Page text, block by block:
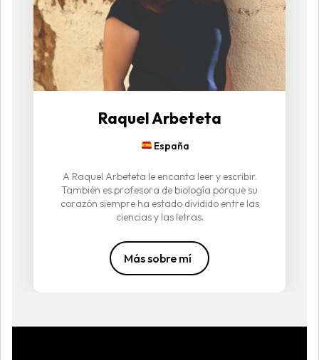
Raquel Arbeteta
España
A Raquel Arbeteta le encanta leer y escribir.
También es profesora de biología porque su
corazón siempre ha estado dividido entre las
ciencias y las letras.
Más sobre mí